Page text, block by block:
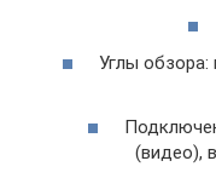
Углы обзора:
(видео),